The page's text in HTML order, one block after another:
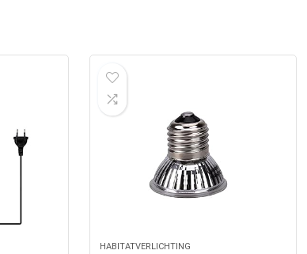
HABITATVERLICHTING